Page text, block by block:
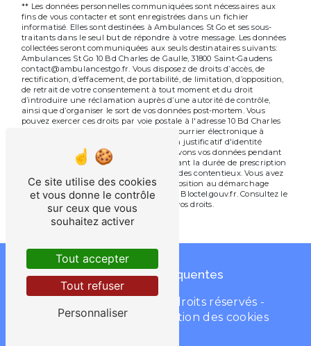
** Les données personnelles communiquées sont nécessaires aux
fins de vous contacter et sont enregistrées dans un fichier
informatisé. Elles sont destinées à Ambulances St Go et ses sous-
traitants dans le seul but de répondre à votre message. Les données
collectées seront communiquées aux seuls destinataires suivants:
Ambulances St Go 10 Bd Charles de Gaulle, 31800 Saint-Gaudens
contact@ambulancestgo.fr. Vous disposez de droits d’accès, de
rectification, d’effacement, de portabilité, de limitation, d’opposition,
de retrait de votre consentement à tout moment et du droit
d’introduire une réclamation auprès d’une autorité de contrôle,
ainsi que d’organiser le sort de vos données post-mortem. Vous
pouvez exercer ces droits par voie postale à l'adresse 10 Bd Charles
de Gaulle, 31800 Saint-Gaudens ou par courrier électronique à
l'adresse contact@ambulancestgo.fr. Un justificatif d'identité
pourra vous être demandé. Nous conservons vos données pendant
la période de prise de contact puis pendant la durée de prescription
légale aux fins probatoires et de gestion des contentieux. Vous avez
le droit de vous inscrire sur la liste d'opposition au démarchage
téléphonique, disponible à cette adresse: Bloctel.gouv.fr . Consultez le
site cnil.fr pour plus d’informations sur vos droits.
Recherches fréquentes
- 2026 - Tous droits réservés -
Mentions légales
Gestion des cookies
Ce site utilise des cookies
et vous donne le contrôle
sur ceux que vous
souhaitez activer
Tout accepter
Tout refuser
Personnaliser